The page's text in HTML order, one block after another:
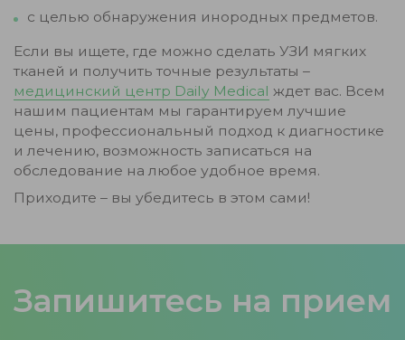
с целью обнаружения инородных предметов.
Если вы ищете, где можно сделать УЗИ мягких
тканей и получить точные результаты –
медицинский центр Daily Medical ждет вас. Всем
нашим пациентам мы гарантируем лучшие
цены, профессиональный подход к диагностике
и лечению, возможность записаться на
обследование на любое удобное время.
Приходите – вы убедитесь в этом сами!
Запишитесь на прием